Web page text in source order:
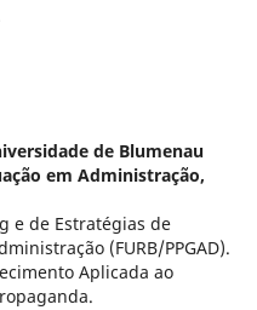
de Blumenau
em Administração,
e de Estratégias de
(FURB/PPGAD).
Aplicada ao